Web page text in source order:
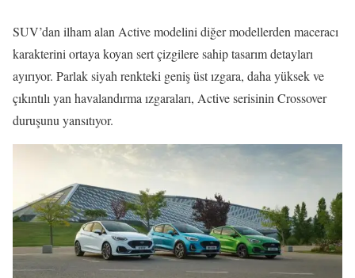
SUV’dan ilham alan Active modelini diğer modellerden maceracı
karakterini ortaya koyan sert çizgilere sahip tasarım detayları
ayırıyor. Parlak siyah renkteki geniş üst ızgara, daha yüksek ve
çıkıntılı yan havalandırma ızgaraları, Active serisinin Crossover
duruşunu yansıtıyor.